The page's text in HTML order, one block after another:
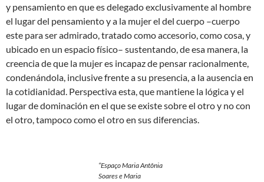
y pensamiento en que es delegado exclusivamente al hombre
el lugar del pensamiento y a la mujer el del cuerpo –cuerpo
este para ser admirado, tratado como accesorio, como cosa, y
ubicado en un espacio físico– sustentando, de esa manera, la
creencia de que la mujer es incapaz de pensar racionalmente,
condenándola, inclusive frente a su presencia, a la ausencia en
la cotidianidad. Perspectiva esta, que mantiene la lógica y el
lugar de dominación en el que se existe sobre el otro y no con
el otro, tampoco como el otro en sus diferencias.
“Espaço Maria Antônia
Soares e Maria